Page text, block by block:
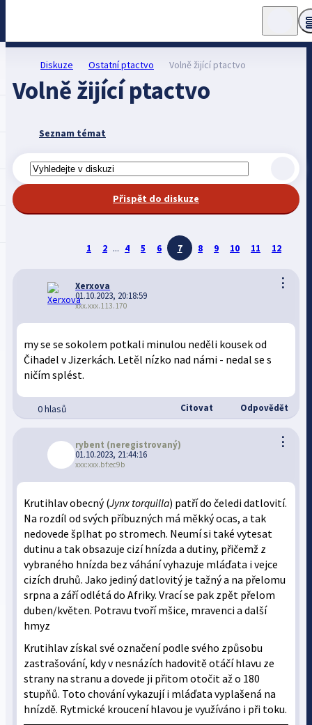
Diskuze Ostatní ptactvo Volně žijící ptactvo
Volně žijící ptactvo
Seznam témat
Přispět do diskuze
1 2 ... 4 5 6 7 8 9 10 11 12
⋮
Xerxova
01.10.2023, 20:18:59
xxx.xxx.113.170
my se se sokolem potkali minulou neděli kousek od
Čihadel v Jizerkách. Letěl nízko nad námi - nedal se s
ničím splést.
0 hlasů Citovat Odpovědět
⋮
rybent (neregistrovaný)
01.10.2023, 21:44:16
xxx:xxx.bf:ec9b
Krutihlav obecný (Jynx torquilla) patří do čeledi datlovití.
Na rozdíl od svých příbuzných má měkký ocas, a tak
nedovede šplhat po stromech. Neumí si také vytesat
dutinu a tak obsazuje cizí hnízda a dutiny, přičemž z
vybraného hnízda bez váhání vyhazuje mláďata i vejce
cizích druhů. Jako jediný datlovitý je tažný a na přelomu
srpna a září odlétá do Afriky. Vrací se pak zpět přelom
duben/květen. Potravu tvoří mšice, mravenci a další
hmyz
Krutihlav získal své označení podle svého způsobu
zastrašování, kdy v nesnázích hadovitě otáčí hlavu ze
strany na stranu a dovede ji přitom otočit až o 180
stupňů. Toto chování vykazují i mláďata vyplašená na
hnízdě. Rytmické kroucení hlavou je využíváno i při toku.